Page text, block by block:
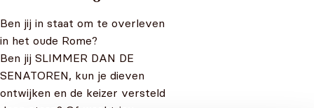
Ben jij in staat om te overleven
in het oude Rome?
Ben jij SLIMMER DAN DE
SENATOREN, kun je dieven
ontwijken en de keizer versteld